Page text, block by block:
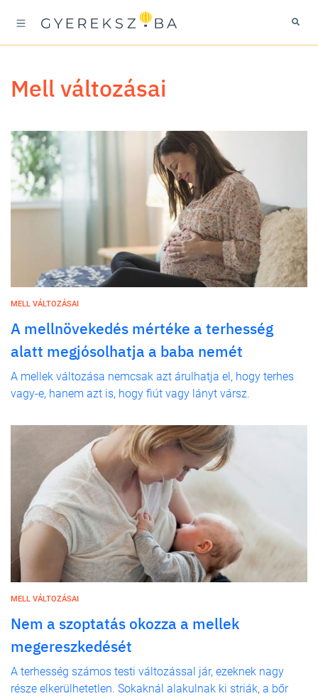
mell változásai
MELL VÁLTOZÁSAI
A mellnövekedés mértéke a terhesség
alatt megjósolhatja a baba nemét
A mellek változása nemcsak azt árulhatja el, hogy terhes
vagy-e, hanem azt is, hogy fiút vagy lányt vársz.
MELL VÁLTOZÁSAI
Nem a szoptatás okozza a mellek
megereszkedését
A terhesség számos testi változással jár, ezeknek nagy
része elkerülhetetlen. Sokaknál alakulnak ki striák, a bőr